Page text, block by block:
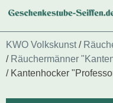
Neue Produkte
Ausgewählte Produkte
Alle Produkte
KWO Volkskunst
Räuchermänner
Kantenhocker